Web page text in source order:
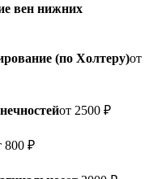
вен нижних
(по Холтеру)от
от 2500 ₽
800 ₽